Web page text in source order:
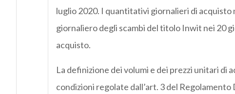
luglio 2020. I quantitativi giornalieri di acquisto
giornaliero degli scambi del titolo Inwit nei 20
acquisto.
La definizione dei volumi e dei prezzi unitari di
condizioni regolate dall’art. 3 del